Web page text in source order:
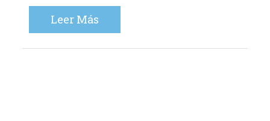
Leer Más